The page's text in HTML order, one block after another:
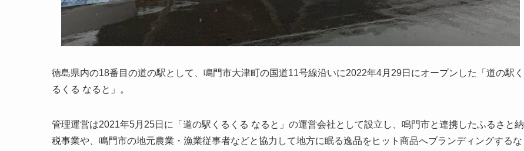
徳島県内の18番目の道の駅として、鳴門市大津町の国道11号線沿いに2022年4月29日にオープンした「道の駅く
るくる なると」。
管理運営は2021年5月25日に「道の駅くるくる なると」の運営会社として設立し、鳴門市と連携したふるさと納
税事業や、鳴門市の地元農業・漁業従事者などと協力して地方に眠る逸品をヒット商品へブランディングするな